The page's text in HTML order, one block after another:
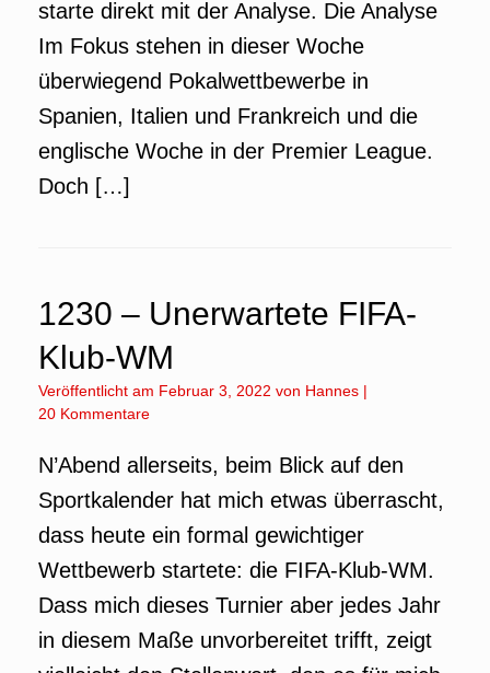
starte direkt mit der Analyse. Die Analyse
Im Fokus stehen in dieser Woche
überwiegend Pokalwettbewerbe in
Spanien, Italien und Frankreich und die
englische Woche in der Premier League.
Doch […]
1230 – Unerwartete FIFA-
Klub-WM
Veröffentlicht am Februar 3, 2022 von Hannes |
20 Kommentare
N’Abend allerseits, beim Blick auf den
Sportkalender hat mich etwas überrascht,
dass heute ein formal gewichtiger
Wettbewerb startete: die FIFA-Klub-WM.
Dass mich dieses Turnier aber jedes Jahr
in diesem Maße unvorbereitet trifft, zeigt